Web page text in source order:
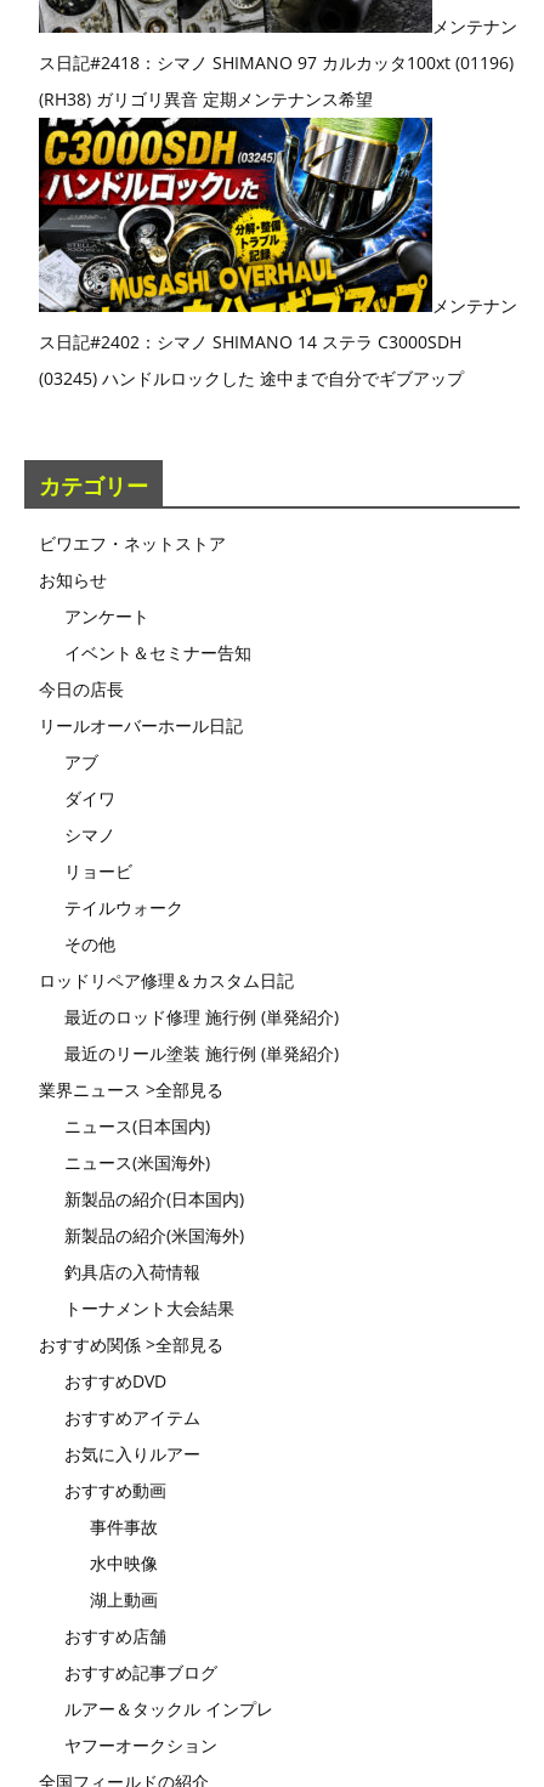
メンテナン
ス日記#2418：シマノ SHIMANO 97 カルカッタ100xt (01196)
(RH38) ガリゴリ異音 定期メンテナンス希望
メンテナン
ス日記#2402：シマノ SHIMANO 14 ステラ C3000SDH
(03245) ハンドルロックした 途中まで自分でギブアップ
カテゴリー
ビワエフ・ネットストア
お知らせ
アンケート
イベント＆セミナー告知
今日の店長
リールオーバーホール日記
アブ
ダイワ
シマノ
リョービ
テイルウォーク
その他
ロッドリペア修理＆カスタム日記
最近のロッド修理 施行例 (単発紹介)
最近のリール塗装 施行例 (単発紹介)
業界ニュース >全部見る
ニュース(日本国内)
ニュース(米国海外)
新製品の紹介(日本国内)
新製品の紹介(米国海外)
釣具店の入荷情報
トーナメント大会結果
おすすめ関係 >全部見る
おすすめDVD
おすすめアイテム
お気に入りルアー
おすすめ動画
事件事故
水中映像
湖上動画
おすすめ店舗
おすすめ記事ブログ
ルアー＆タックル インプレ
ヤフーオークション
全国フィールドの紹介